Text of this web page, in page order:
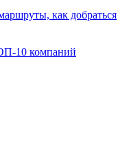
как добраться
10 компаний